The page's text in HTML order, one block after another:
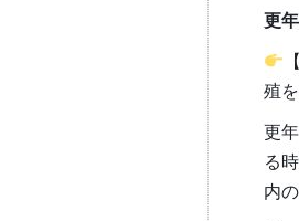
更
殖
更
る
内